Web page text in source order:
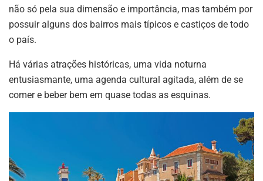
não só pela sua dimensão e importância, mas também por
possuir alguns dos bairros mais típicos e castiços de todo
o país.
Há várias atrações históricas, uma vida noturna
entusiasmante, uma agenda cultural agitada, além de se
comer e beber bem em quase todas as esquinas.